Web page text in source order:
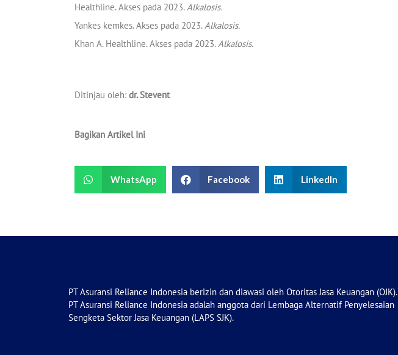
Healthline. Akses pada 2023. Alkalosis.
Yankes kemkes. Akses pada 2023. Alkalosis.
Khan A. Healthline. Akses pada 2023. Alkalosis.
Ditinjau oleh: dr. Stevent
Bagikan Artikel Ini
WhatsApp Facebook LinkedIn
PT Asuransi Reliance Indonesia berizin dan diawasi oleh Otoritas Jasa Keuangan (OJK).
PT Asuransi Reliance Indonesia adalah anggota dari Lembaga Alternatif Penyelesaian
Sengketa Sektor Jasa Keuangan (LAPS SJK).